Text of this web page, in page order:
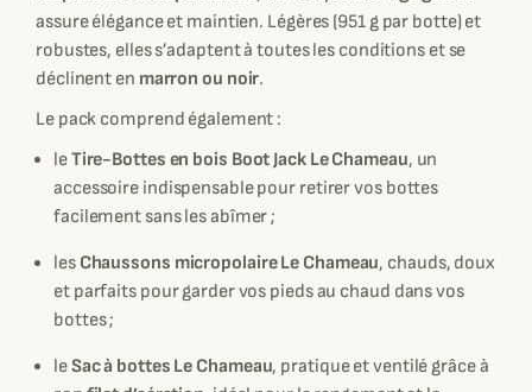
assure élégance et maintien. Légères (951 g par botte) et
robustes, elles s’adaptent à toutes les conditions et se
déclinent en marron ou noir.
Le pack comprend également :
leTire-Bottes en bois Boot Jack Le Chameau, un
accessoire indispensable pour retirer vos bottes
facilement sans les abîmer ;
les Chaussons micropolaire Le Chameau, chauds, doux
et parfaits pour garder vos pieds au chaud dans vos
bottes ;
leSac à bottes Le Chameau, pratique et ventilé grâce à